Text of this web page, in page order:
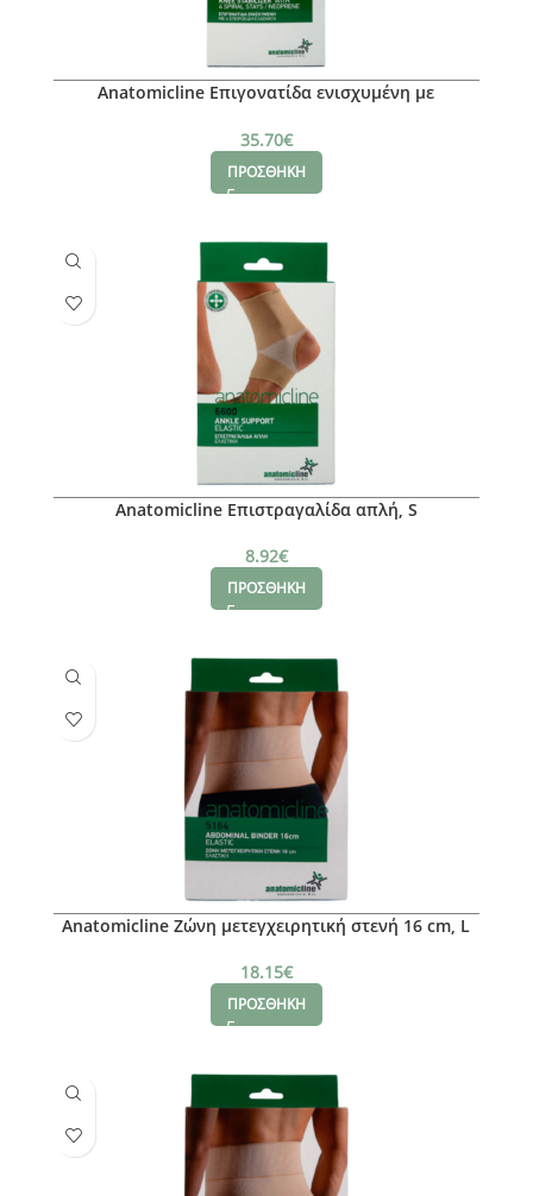
Anatomicline Επιγονατίδα ενισχυμένη με
35.70€
ΠΡΟΣΘΗΚΗ
Anatomicline Επιστραγαλίδα απλή, S
8.92€
ΠΡΟΣΘΗΚΗ
Anatomicline Ζώνη μετεγχειρητική στενή 16 cm, L
18.15€
ΠΡΟΣΘΗΚΗ